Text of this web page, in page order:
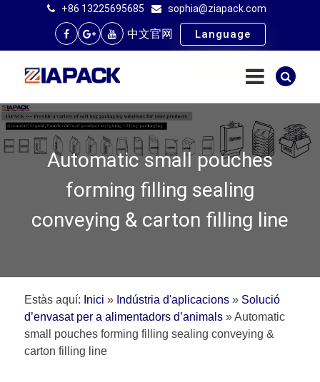
+86 13225695685 sophia@ziapack.com
中文官网 Language
Automatic small pouches
forming filling sealing
conveying & carton filling line
Estàs aquí: Inici » Indústria d'aplicacions » Solució
d’envasat per a alimentadors d’animals »Automatic
small pouches forming filling sealing conveying &
carton filling line